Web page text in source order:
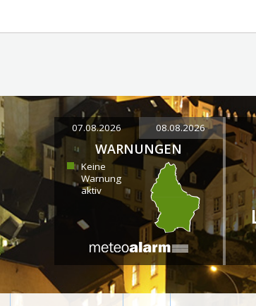
07.08.2026 08.08.2026
WARNUNGEN
Keine
Warnung
aktiv